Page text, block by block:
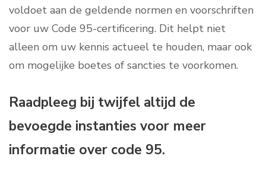
voldoet aan de geldende normen en voorschriften
voor uw Code 95-certificering. Dit helpt niet
alleen om uw kennis actueel te houden, maar ook
om mogelijke boetes of sancties te voorkomen.
Raadpleeg bij twijfel altijd de
bevoegde instanties voor meer
informatie over code 95.